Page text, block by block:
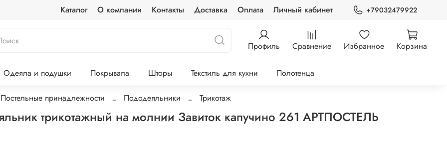
Каталог О компании Контакты Доставка Оплата Личный кабинет +79032479922
Профиль Сравнение Избранное Корзина
Одеяла и подушки Покрывала Шторы Текстиль для кухни Полотенца
Постельные принадлежности Пододеяльники Трикотаж
трикотажный на молнии Завиток капучино 261 АРТПОСТЕЛЬ